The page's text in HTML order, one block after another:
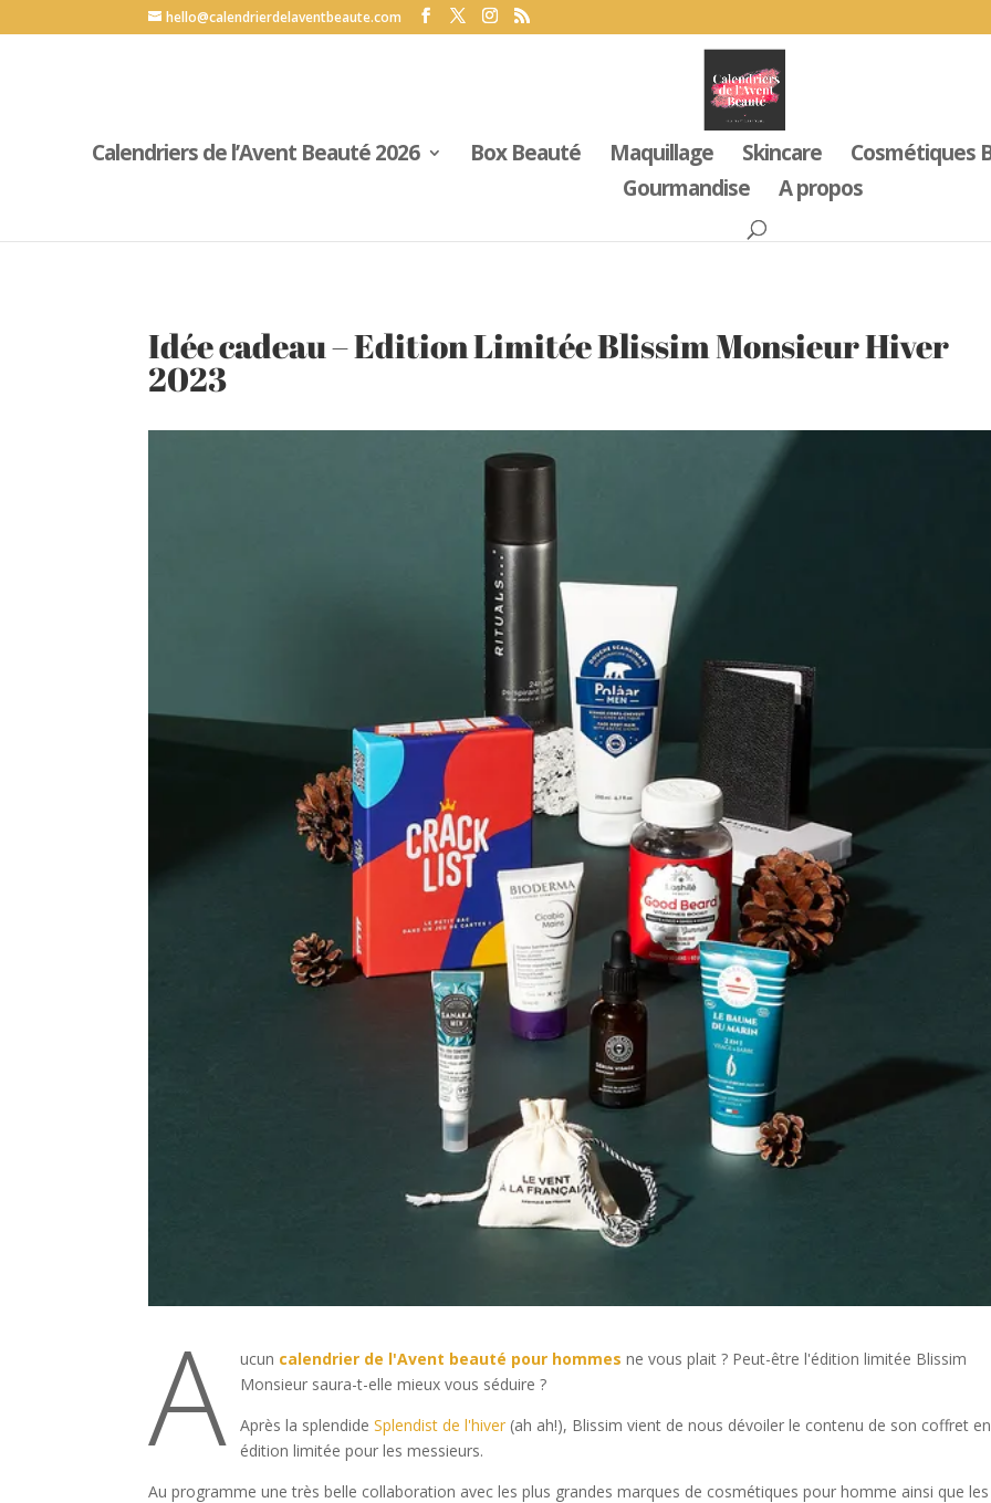
hello@calendrierdelaventbeaute.com
Calendriers de l’Avent Beauté 2026 Box Beauté Maquillage Skincare
Cosmétiques
Gourmandise
A propos
Idée cadeau – Edition Limitée Blissim Monsieur Hiver
2023
A ucun calendrier de l'Avent beauté pour hommes ne vous plait ? Peut-être l'édition limitée Blissim
Monsieur saura-t-elle mieux vous séduire ?
Après la splendideSplendist de l'hiver (ah ah!), Blissim vient de nous dévoiler le contenu de son coffret en
édition limitée pour les messieurs.
Au programme une très belle collaboration avec les plus grandes marques de cosmétiques pour homme ainsi que les